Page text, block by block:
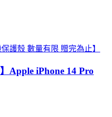
護殼 數量有限 贈完為止】
Apple iPhone 14 Pro